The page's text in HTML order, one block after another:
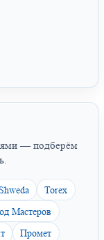
— подберём
Shweda
Torex
Мастеров
Промет